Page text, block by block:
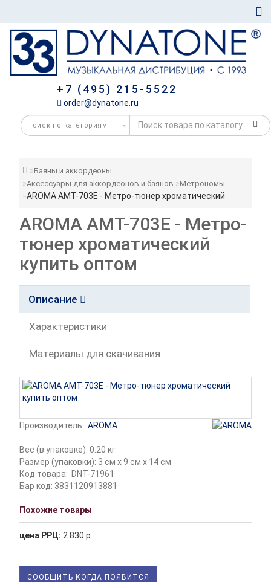
+7 (495) 215-5522
order@dynatone.ru
Баяны и аккордеоны
Аксессуары для аккордеонов и баянов
Метрономы
AROMA AMT-703E - Метро-тюнер хроматический
AROMA AMT-703E - Метро-
тюнер хроматический
купить оптом
Описание
Характеристики
Материалы для скачивания
Производитель: AROMA
Вес (в упаковке): 0.20 кг
Размер (упаковки): 3 см x 9 см x 14 см
Код товара: DNT-71961
Бар код: 3831120913881
Похожие товары
цена РРЦ: 2 830 р.
СООБЩИТЬ КОГДА ПОЯВИТСЯ